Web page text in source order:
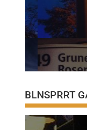
BLNSPRRT